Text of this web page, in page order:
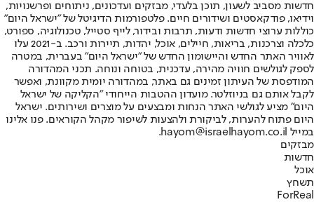
חדשות מסביב לשעון, תוכן בלעדי, מבזקים ועדכונים, ניתוחים ופרשנויות,
וידיאו, פודקאסטים ושידורים חיים. פלטפורמות הדיגיטל של "ישראל היום"
כוללות ערוצי חדשות ודעות, תרבות ובידור, לייף סטייל, טכנולוגיה, ספורט,
כלכלה וצרכנות, בריאות, חיילים, אוכל, יהדות, תיירות ורכב. ב-2021 עלו
לאוויר האתר החדש והיישומון החדש של "ישראל היום" בעברית, במטרה
לספק לגולשים חוויה מהירה, עדכנית, בטוחה ונוחה. תכני המהדורה
המודפסת של העיתון זמינים גם באתר, במהדורה יומית מקוונת, ואפשר
לקבל אותם גם בניוזלטר. מועדון ההטבות הייחודי "הקליקה של ישראל
היום" מציע לגולשי האתר הנחות ומבצעים על מוצרים ושירותים. ישראל
היום פתוח להערות, לביקורת ולהצעות לשיפור מקהל הקוראים. פנו אלינו
במייל hayom@israelhayom.co.il.
מבזקים
חדשות
אוכל
תשחץ
ForReal